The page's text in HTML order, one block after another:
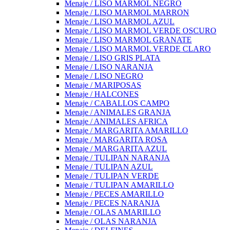
Menaje / LISO MARMOL NEGRO
Menaje / LISO MARMOL MARRON
Menaje / LISO MARMOL AZUL
Menaje / LISO MARMOL VERDE OSCURO
Menaje / LISO MARMOL GRANATE
Menaje / LISO MARMOL VERDE CLARO
Menaje / LISO GRIS PLATA
Menaje / LISO NARANJA
Menaje / LISO NEGRO
Menaje / MARIPOSAS
Menaje / HALCONES
Menaje / CABALLOS CAMPO
Menaje / ANIMALES GRANJA
Menaje / ANIMALES AFRICA
Menaje / MARGARITA AMARILLO
Menaje / MARGARITA ROSA
Menaje / MARGARITA AZUL
Menaje / TULIPAN NARANJA
Menaje / TULIPAN AZUL
Menaje / TULIPAN VERDE
Menaje / TULIPAN AMARILLO
Menaje / PECES AMARILLO
Menaje / PECES NARANJA
Menaje / OLAS AMARILLO
Menaje / OLAS NARANJA